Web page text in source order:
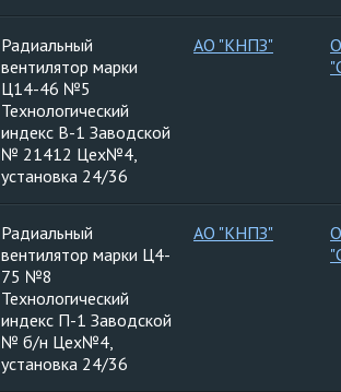
Радиальный
вентилятор марки
Ц14-46 №5
Технологический
индекс В-1 Заводской
№ 21412 Цех№4,
установка 24/36
АО "КНПЗ"
Радиальный
вентилятор марки Ц4-
75 №8
Технологический
индекс П-1 Заводской
№ б/н Цех№4,
установка 24/36
АО "КНПЗ"